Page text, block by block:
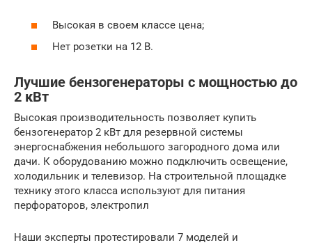
Высокая в своем классе цена;
Нет розетки на 12 В.
Лучшие бензогенераторы с мощностью до
2 кВт
Высокая производительность позволяет купить
бензогенератор 2 кВт для резервной системы
энергоснабжения небольшого загородного дома или
дачи. К оборудованию можно подключить освещение,
холодильник и телевизор. На строительной площадке
технику этого класса используют для питания
перфораторов, электропил
Наши эксперты протестировали 7 моделей и